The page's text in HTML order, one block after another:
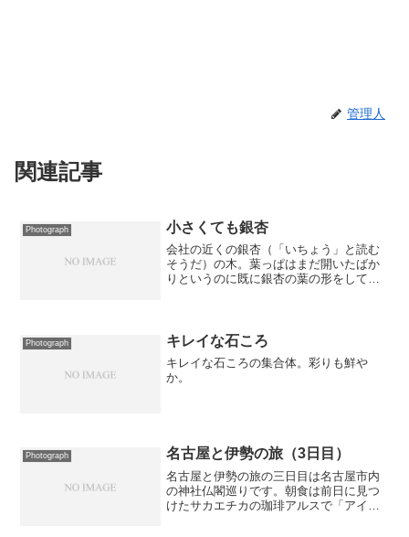
管理人
関連記事
Photograph 小さくても銀杏
会社の近くの銀杏（「いちょう」と読む
そうだ）の木。葉っぱはまだ開いたばか
りというのに既に銀杏の葉の形をしてい
Photograph キレイな石ころ
キレイな石ころの集合体。彩りも鮮や
か。
Photograph 名古屋と伊勢の旅（3日目）
名古屋と伊勢の旅の三日目は名古屋市内
の神社仏閣巡りです。朝食は前日に見つ
けたサカエチカの珈琲アルスで「アイス